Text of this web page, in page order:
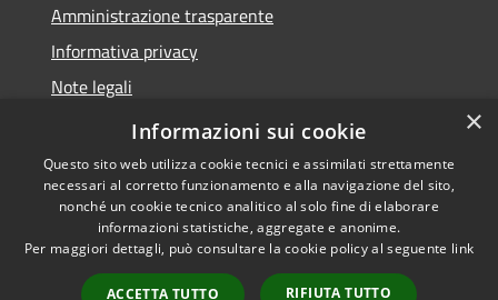
Amministrazione trasparente
Informativa privacy
Note legali
Dichiarazione di accessibilità
Accessibilità
Copyright © 2026 • Comune di
San Pietro di Cadore • Powered
byMunicipium Accesso
×
Informazioni sui cookie
Questo sito web utilizza cookie tecnici e assimilati strettamente
necessari al corretto funzionamento e alla navigazione del sito,
nonché un cookie tecnico analitico al solo fine di elaborare
informazioni statistiche, aggregate e anonime.
Per maggiori dettagli, può consultare la cookie policy al seguente link
ACCETTA TUTTO RIFIUTA TUTTO